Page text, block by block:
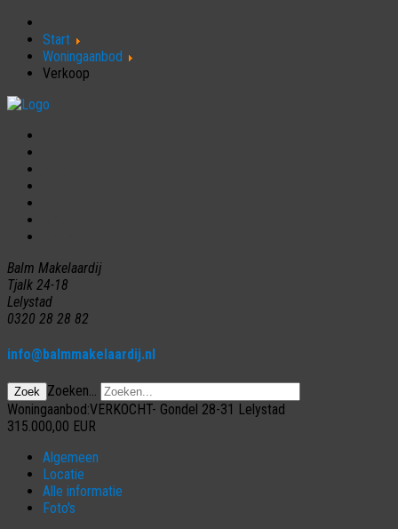
Start
Woningaanbod
Verkoop
Balm Makelaardij
Tjalk 24-18
Lelystad
0320 28 28 82
info@balmmakelaardij.nl
Zoek
Zoeken...
Woningaanbod:VERKOCHT- Gondel 28-31 Lelystad
315.000,00 EUR
Algemeen
Locatie
Alle informatie
Foto's